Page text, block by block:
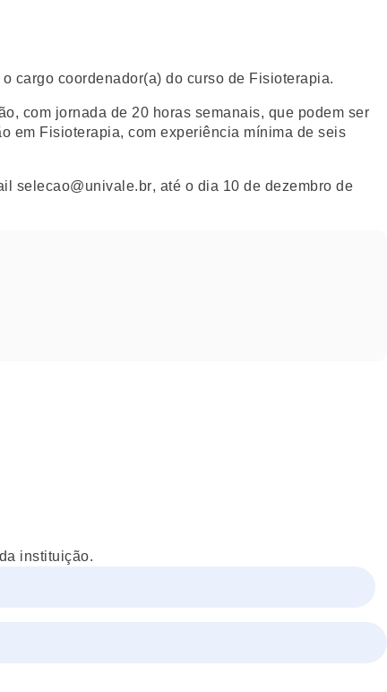
cargo coordenador(a) do curso de Fisioterapia.
com jornada de 20 horas semanais, que podem ser
em Fisioterapia, com experiência mínima de seis
selecao@univale.br, até o dia 10 de dezembro de
instituição.